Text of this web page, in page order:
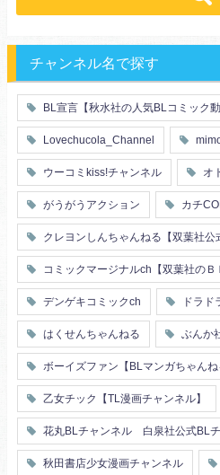
エリート・ハイスぺ
芸能人
ヤンキー・不良
富豪
店長・店員
幼馴染
ヤンキー
禁断・背徳
セフレ
初体験
花嫁
初恋
片思い
人妻
婚約者
秘密の関係
甘エロ
メイド
泥酔
複数プレイ
友情・仲間
チャンネル名で探す
BL宣言【秋水社の人気BLコミック動
Lovechucola_Channel
ウーコミkiss!チャンネル オ
がうがうアクション カチ
クレヨンしんちゃんねる【双葉社公
コミックマージナルch【双葉社のＢ
デンゲキコミックch ドラド
はくせんちゃんねる ぶんか
ボーイズファン【BLマンガちゃんね
乙女チック【TL漫画チャンネル】
花丸BLチャンネル 白泉社公式BL
秋田書店少女漫画チャンネル